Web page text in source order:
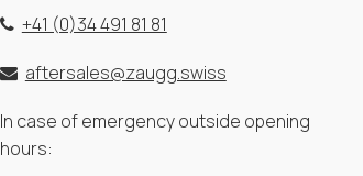
+41 (0)34 491 81 81
aftersales@zaugg.swiss
In case of emergency outside opening
hours: